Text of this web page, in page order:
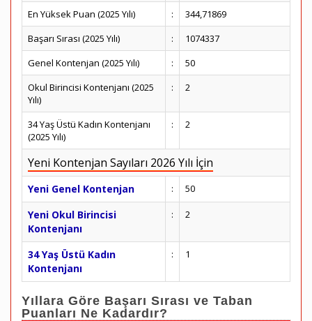
En Yüksek Puan (2025 Yılı) :
344,71869
Başarı Sırası (2025 Yılı)
:
1074337
Genel Kontenjan (2025 Yılı)
:
50
Okul Birincisi Kontenjanı (2025
Yılı)
: 2
34 Yaş Üstü Kadın Kontenjanı
(2025 Yılı)
: 2
Yeni Kontenjan Sayıları 2026 Yılı İçin
Yeni Genel Kontenjan : 50
Yeni Okul Birincisi
Kontenjanı
: 2
34 Yaş Üstü Kadın
Kontenjanı
: 1
Yıllara Göre Başarı Sırası ve Taban
Puanları Ne Kadardır?